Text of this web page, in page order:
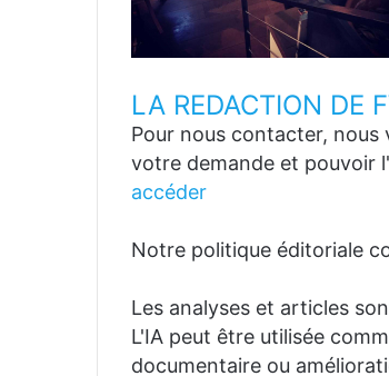
LA REDACTION DE
Pour nous contacter,
votre demande et pouvoir
accéder
Notre politique éditoriale
Les analyses et articles
L'IA peut être utilisée
documentaire ou